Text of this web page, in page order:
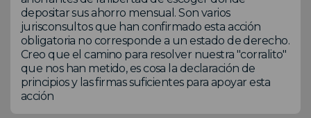
depositar sus ahorro mensual. Son varios
jurisconsultos que han confirmado esta acción
obligatoria no corresponde a un estado de derecho.
Creo que el camino para resolver nuestra "corralito"
que nos han metido, es cosa la declaración de
principios y las firmas suficientes para apoyar esta
acción